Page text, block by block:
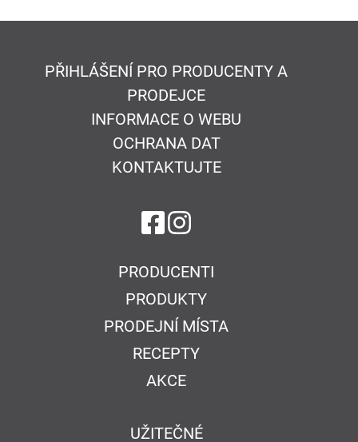
PŘIHLÁŠENÍ PRO PRODUCENTY A
PRODEJCE
INFORMACE O WEBU
OCHRANA DAT
KONTAKTUJTE
na Facebook
na Instagram
PRODUCENTI
PRODUKTY
PRODEJNÍ MÍSTA
RECEPTY
AKCE
UŽITEČNÉ